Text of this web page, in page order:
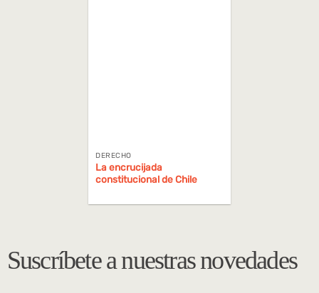
DERECHO
La encrucijada
constitucional de Chile
Suscríbete a nuestras novedades